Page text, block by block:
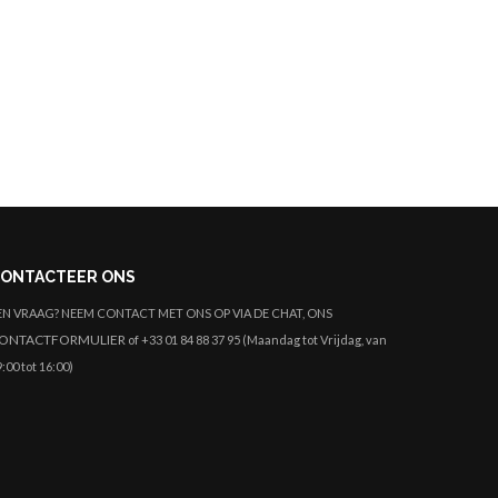
ONS
VRAAG? NEEM CONTACT MET ONS OP VIA DE CHAT, ONS
of +33 01 84 88 37 95 (Maandag tot Vrijdag, van
tot 16:00)